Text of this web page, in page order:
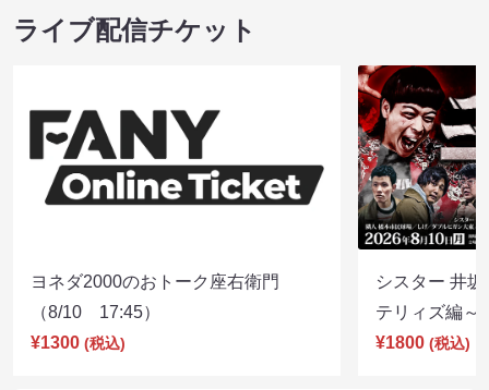
ライブ配信チケット
ヨネダ2000のおトーク座右衛門
（8/10 17:45）
¥1300 (税込)
シスター 井
テリィズ編
¥1800 (税込)